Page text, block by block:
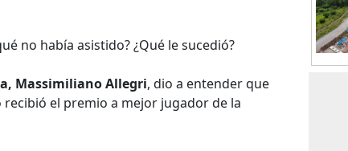
no había asistido? ¿Qué le sucedió?
Massimiliano Allegri, dio a entender que
el premio a mejor jugador de la